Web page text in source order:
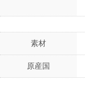
素材
原産国